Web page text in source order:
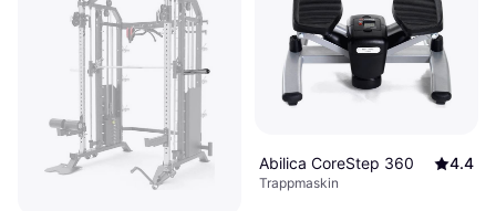
alternativet för din träning!
Mer om träningsmaskiner »
Abilica CoreStep 360 4.4
Trappmaskin